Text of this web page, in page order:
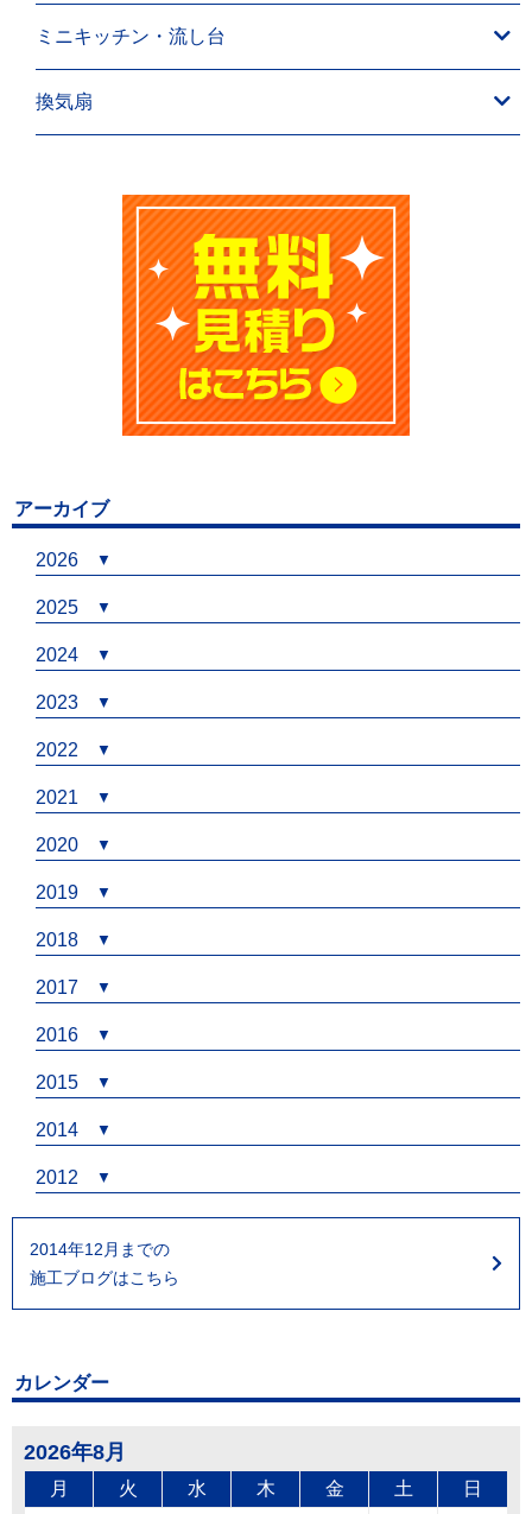
ミニキッチン・流し台
換気扇
アーカイブ
2026
2025
2024
2023
2022
2021
2020
2019
2018
2017
2016
2015
2014
2012
2014年12月までの
施工ブログはこちら
カレンダー
2026年8月
月 火 水 木 金 土 日